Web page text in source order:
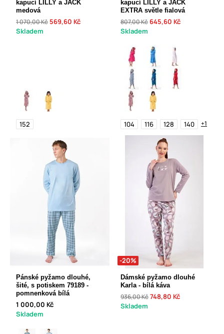
kapucí LILLY a JACK
medová
1 070,00 Kč 569,60 Kč
Skladem
152
kapucí LILLY a JACK
EXTRA světle fialová
807,00 Kč 645,60 Kč
Skladem
104 116 128 140 +1
Pánské pyžamo dlouhé,
šité, s potiskem 79189 -
pomnenková bílá
1 000,00 Kč
Skladem
-20%
Dámské pyžamo dlouhé
Karla - bílá káva
936,00 Kč748,80 Kč
Skladem